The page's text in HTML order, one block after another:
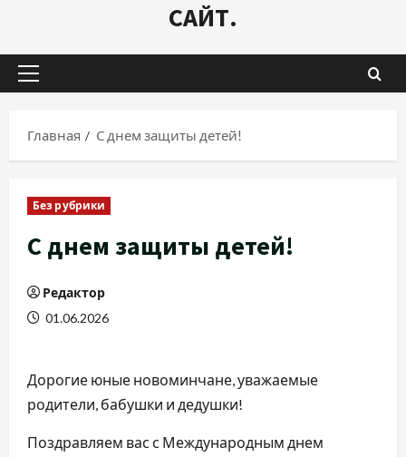
САЙТ.
Основное
Главная
С днем защиты детей!
Без рубрики
С днем защиты детей!
Редактор
01.06.2026
Дорогие юные новоминчане, уважаемые
родители, бабушки и дедушки!
Поздравляем вас с Международным днем